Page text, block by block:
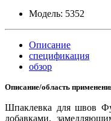
Модель: 5352
Описание
спецификация
обзор
Описание/область
Шпаклевка для швов
добавками,